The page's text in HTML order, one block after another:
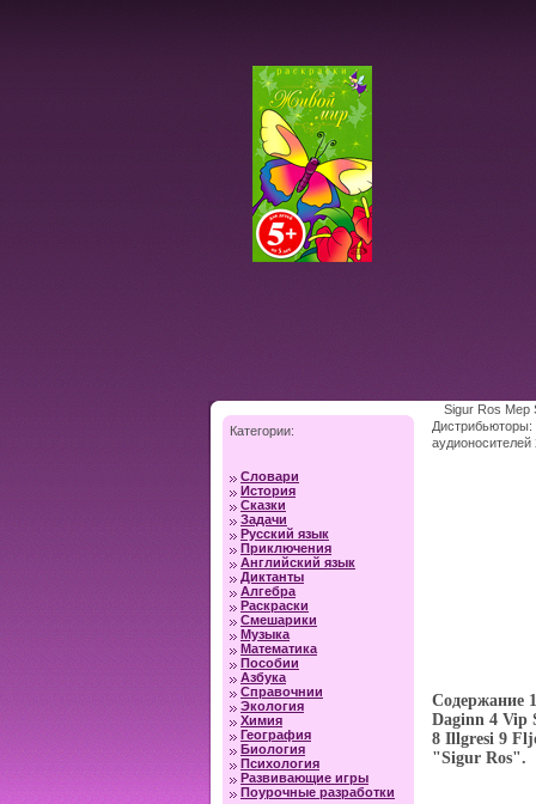
Категории:
Словари
История
Сказки
Задачи
Русский язык
Приключения
Английский язык
Диктанты
Алгебра
Раскраски
Смешарики
Музыка
Математика
Пособии
Азбука
Справочнии
Экология
Химия
География
Биология
Психология
Развивающие игры
Поурочные разработки
Sigur Ros Meр
Дистрибьюторы:
Содержание
Daginn 4 Vip
8 Illgresi 9
"Sigur Ros".